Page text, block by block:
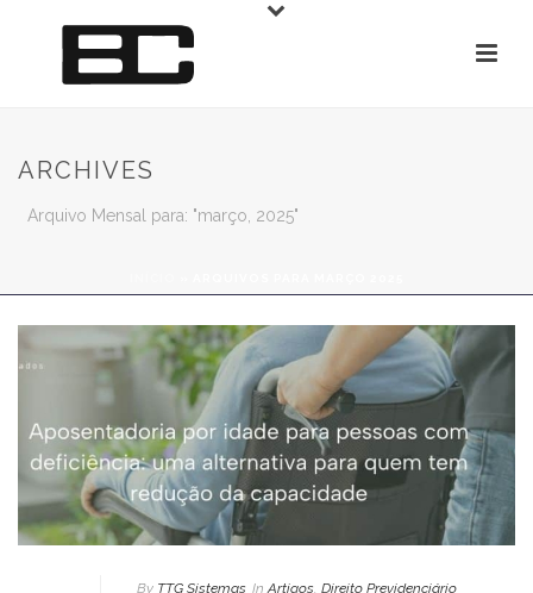
ARCHIVES
Arquivo Mensal para: "março, 2025"
By TTG Sistemas In Artigos Direito Previdenciário